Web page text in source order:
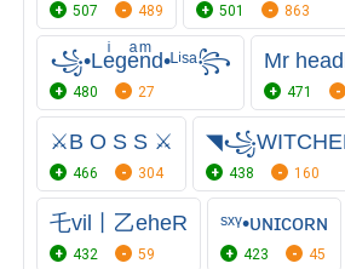
507 489 501 863
꧁•Leͥgeͣnͫd•ᴸⁱˢᵃ꧂
480 27
Mr
471
⚔️B O S S ⚔️
466 304 438 160
乇vil丨乙eheR
432 59
ˢˣᵞ•ᴜɴɪᴄᴏʀɴ
423 45